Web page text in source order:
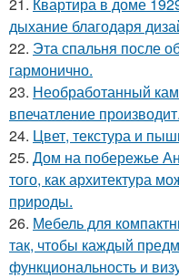
дыхание благодаря
22. Эта спальня после
гармонично.
23. Необработанный
впечатление производит.
24. Цвет, текстура и
25. Дом на побережье
того, как архитектура
природы.
26. Мебель для
так, чтобы каждый
функциональность и